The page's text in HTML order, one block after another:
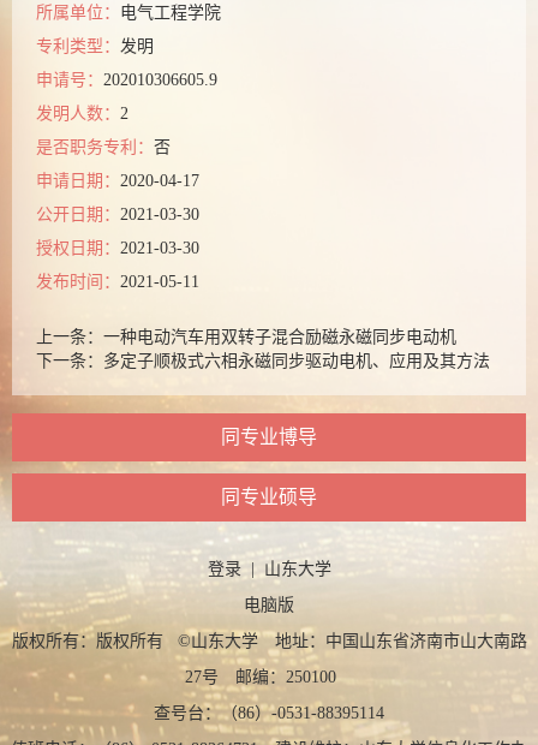
所属单位： 电气工程学院
专利类型： 发明
申请号： 202010306605.9
发明人数： 2
是否职务专利： 否
申请日期： 2020-04-17
公开日期： 2021-03-30
授权日期： 2021-03-30
发布时间： 2021-05-11
上一条： 一种电动汽车用双转子混合励磁永磁同步电动机
下一条： 多定子顺极式六相永磁同步驱动电机、应用及其方法
同专业博导
同专业硕导
登录| 山东大学
电脑版
版权所有：版权所有 ©山东大学 地址：中国山东省济南市山大南路
27号 邮编：250100
查号台：（86）-0531-88395114